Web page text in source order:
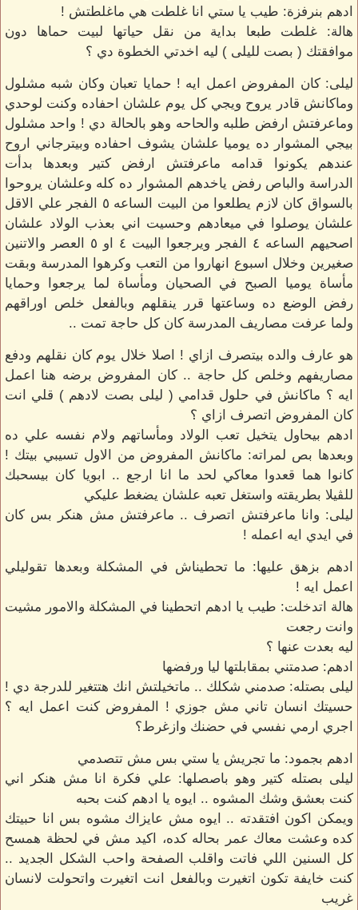
ادهم بنرفزة: طيب يا ستي انا غلطت هي ماغلطتش !
هالة: غلطت طبعا بداية من نقل حياتها لبيت حماها دون
موافقتك ( بصت لليلى ) ليه اخدتي الخطوة دي ؟
ليلى: كان المفروض اعمل ايه ! حمايا تعبان وكان شبه مشلول
وماكانش قادر يروح ويجي كل يوم علشان احفاده وكنت لوحدي
وماعرفتش ارفض طلبه والحاحه وهو بالحالة دي ! واحد مشلول
بيجي المشوار ده يوميا علشان يشوف احفاده وبيترجاني اروح
عندهم يكونوا قدامه ماعرفتش ارفض كتير وبعدها بدأت
الدراسة والباص رفض ياخدهم المشوار ده كله وعلشان يروحوا
بالسواق كان لازم يطلعوا من البيت الساعه ٥ الفجر علي الاقل
علشان يوصلوا في ميعادهم وحسيت اني بعذب الولاد علشان
اصحيهم الساعه ٤ الفجر ويرجعوا البيت ٤ او ٥ العصر والاتنين
صغيرين وخلال اسبوع انهاروا من التعب وكرهوا المدرسة وبقت
مأساة يوميا الصبح في الصحيان ومأساة لما يرجعوا وحمايا
رفض الوضع ده وساعتها قرر ينقلهم وبالفعل خلص اوراقهم
ولما عرفت مصاريف المدرسة كان كل حاجة تمت ..
هو عارف والده بيتصرف ازاي ! اصلا خلال يوم كان نقلهم ودفع
مصاريفهم وخلص كل حاجة .. كان المفروض برضه هنا اعمل
ايه ؟ ماكانش في حلول قدامي ( ليلى بصت لادهم ) قلي انت
كان المفروض اتصرف ازاي ؟
ادهم بيحاول يتخيل تعب الولاد ومأساتهم ولام نفسه علي ده
وبعدها بص لمراته: ماكانش المفروض من الاول تسيبي بيتك !
كانوا هما قعدوا معاكي لحد ما انا ارجع .. ابويا كان بيسحبك
للڤيلا بطريقته واستغل تعبه علشان يضغط عليكي
ليلى: وانا ماعرفتش اتصرف .. ماعرفتش مش هنكر بس كان
في ايدي ايه اعمله !
ادهم بزهق عليها: ما تحطيناش في المشكلة وبعدها تقوليلي
اعمل ايه !
هالة اتدخلت: طيب يا ادهم اتحطينا في المشكلة والامور مشيت
وانت رجعت
ليه بعدت عنها ؟
ادهم: صدمتني بمقابلتها ليا ورفضها
ليلى بصتله: صدمني شكلك .. ماتخيلتش انك هتتغير للدرجة دي !
حسيتك انسان تاني مش جوزي ! المفروض كنت اعمل ايه ؟
اجري ارمي نفسي في حضنك وازغرط؟
ادهم بجمود: ما تجريش يا ستي بس مش تتصدمي
ليلى بصتله كتير وهو باصصلها: علي فكرة انا مش هنكر اني
كنت بعشق وشك المشوه .. ايوه يا ادهم كنت بحبه
ويمكن اكون افتقدته .. ايوه مش عايزاك مشوه بس انا حبيتك
كده وعشت معاك عمر بحاله كده، اكيد مش في لحظة همسح
كل السنين اللي فاتت واقلب الصفحة واحب الشكل الجديد ..
كنت خايفة تكون اتغيرت وبالفعل انت اتغيرت واتحولت لانسان
غريب